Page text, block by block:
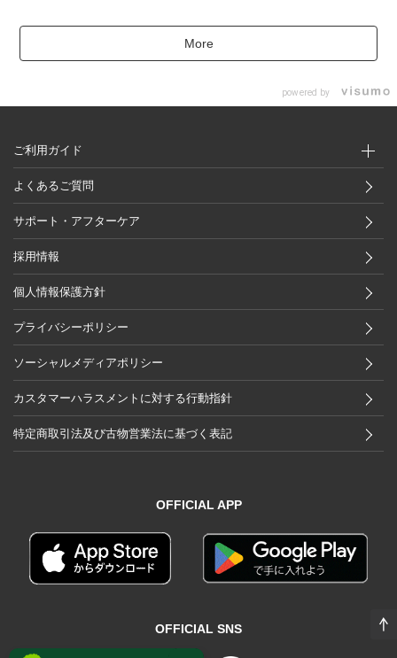
More
powered by
ご利用ガイド
よくあるご質問
サポート・アフターケア
採用情報
個人情報保護方針
プライバシーポリシー
ソーシャルメディアポリシー
カスタマーハラスメントに対する行動指針
特定商取引法及び古物営業法に基づく表記
OFFICIAL APP
OFFICIAL SNS